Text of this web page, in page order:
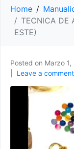
Home
TECNICA DE
ESTE)
Posted on Marzo 1,
Leave a comment